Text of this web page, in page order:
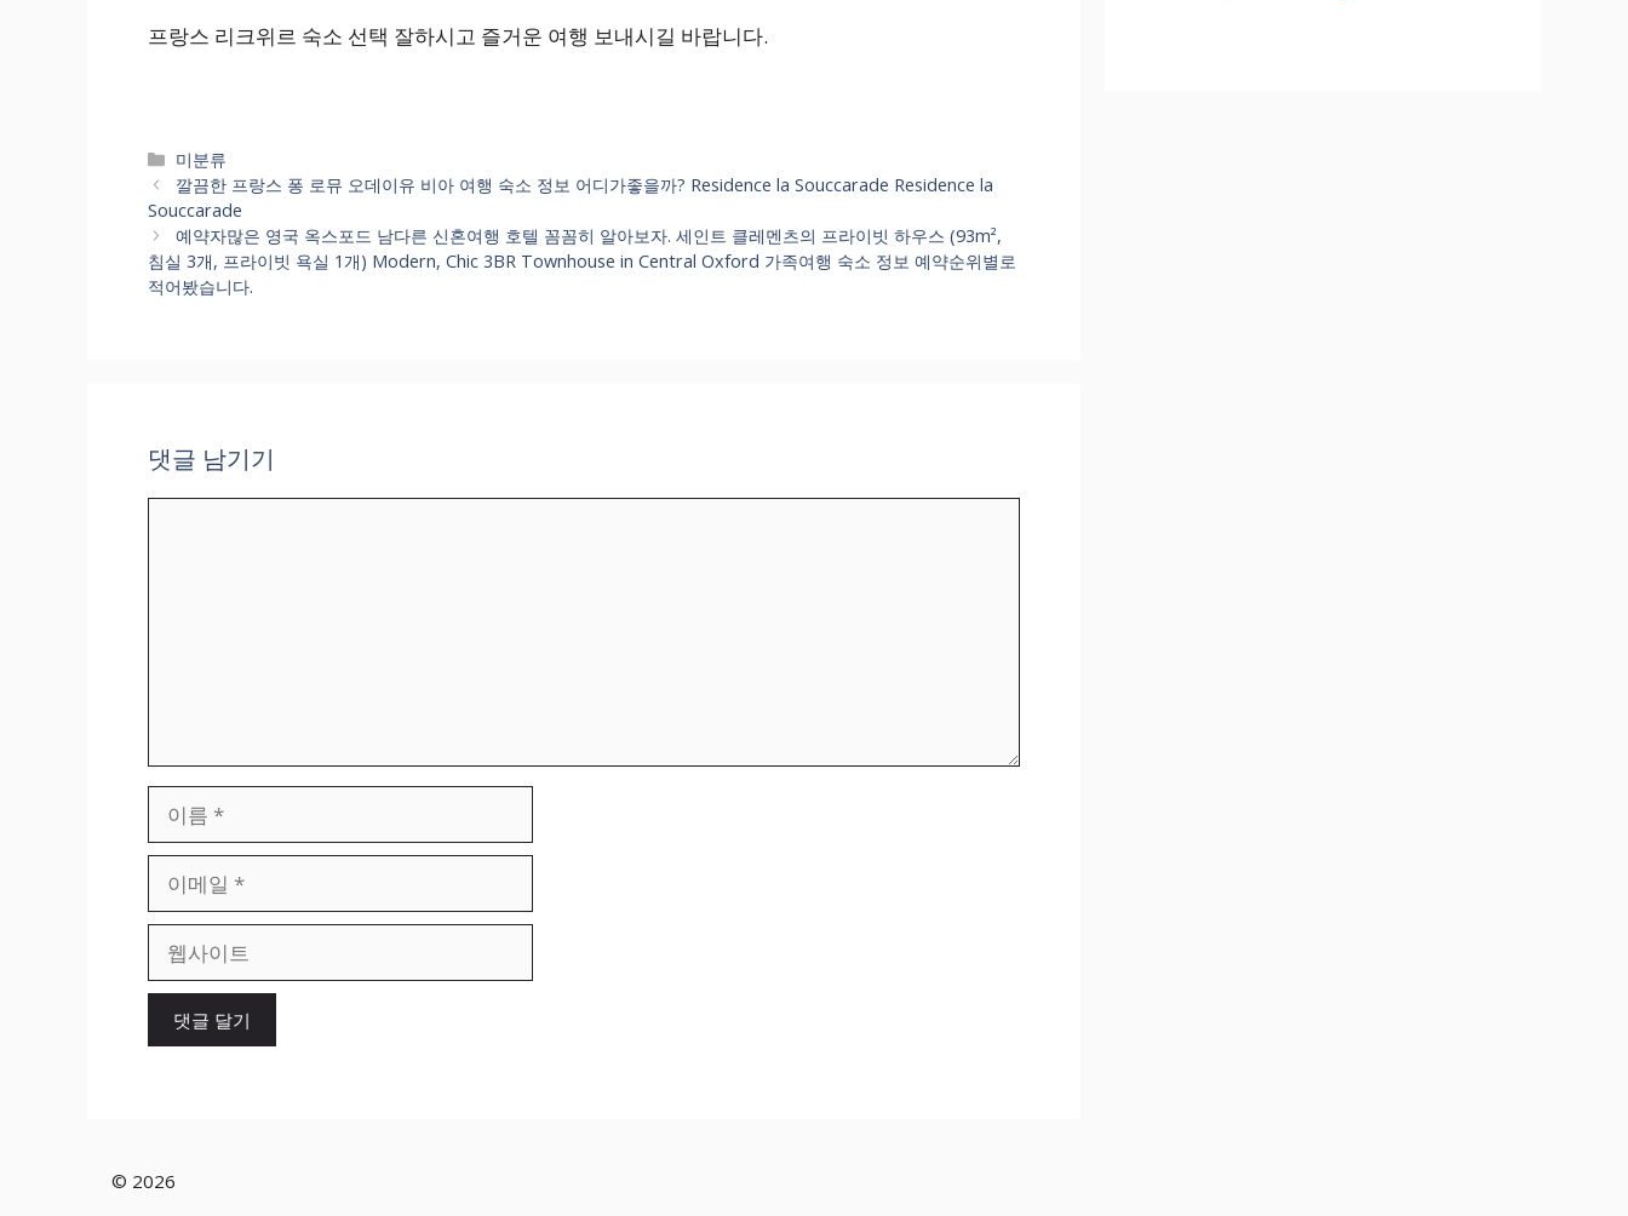
프랑스 리크위르 숙소 선택 잘하시고 즐거운 여행 보내시길 바랍니다.
카
테
고
리
미분류
깔끔한 프랑스 퐁 로뮤 오데이유 비아 여행 숙소 정보 어디가좋을까? Residence la Souccarade Residence la
Souccarade
예약자많은 영국 옥스포드 남다른 신혼여행 호텔 꼼꼼히 알아보자. 세인트 클레멘츠의 프라이빗 하우스 (93m²,
침실 3개, 프라이빗 욕실 1개) Modern, Chic 3BR Townhouse in Central Oxford 가족여행 숙소 정보 예약순위별로
적어봤습니다.
댓글 남기기
일
이
© 2026